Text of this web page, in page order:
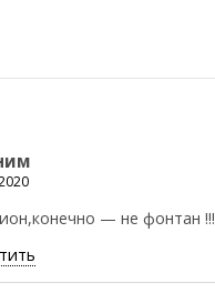
— не фонтан !!!